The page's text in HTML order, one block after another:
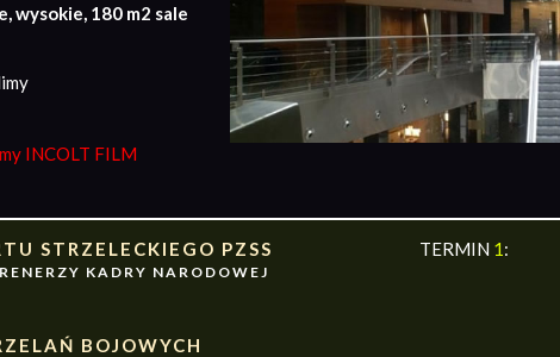
wysokie, 180 m2 sale
INCOLT FILM
STRZELECKIEGO PZSS
KADRY NARODOWEJ
BOJOWYCH
TERMIN 1: